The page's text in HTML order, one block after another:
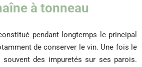
à tonneau
pendant longtemps le principal
de conserver le vin. Une fois le
des impuretés sur ses parois.